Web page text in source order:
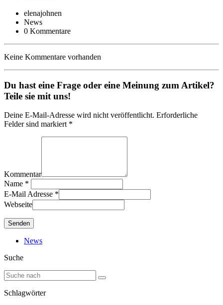
elenajohnen
News
0 Kommentare
Keine Kommentare vorhanden
Du hast eine Frage oder eine Meinung zum Artikel?
Teile sie mit uns!
Deine E-Mail-Adresse wird nicht veröffentlicht. Erforderliche
Felder sind markiert *
Kommentar
Name *
E-Mail Adresse *
Webseite
News
Suche
Schlagwörter